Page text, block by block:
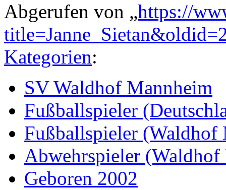
Abgerufen von „https://
Kategorien:
SV Waldhof Mannheim
Fußballspieler
Fußballspieler (Waldhof
Abwehrspieler
Geboren 2002